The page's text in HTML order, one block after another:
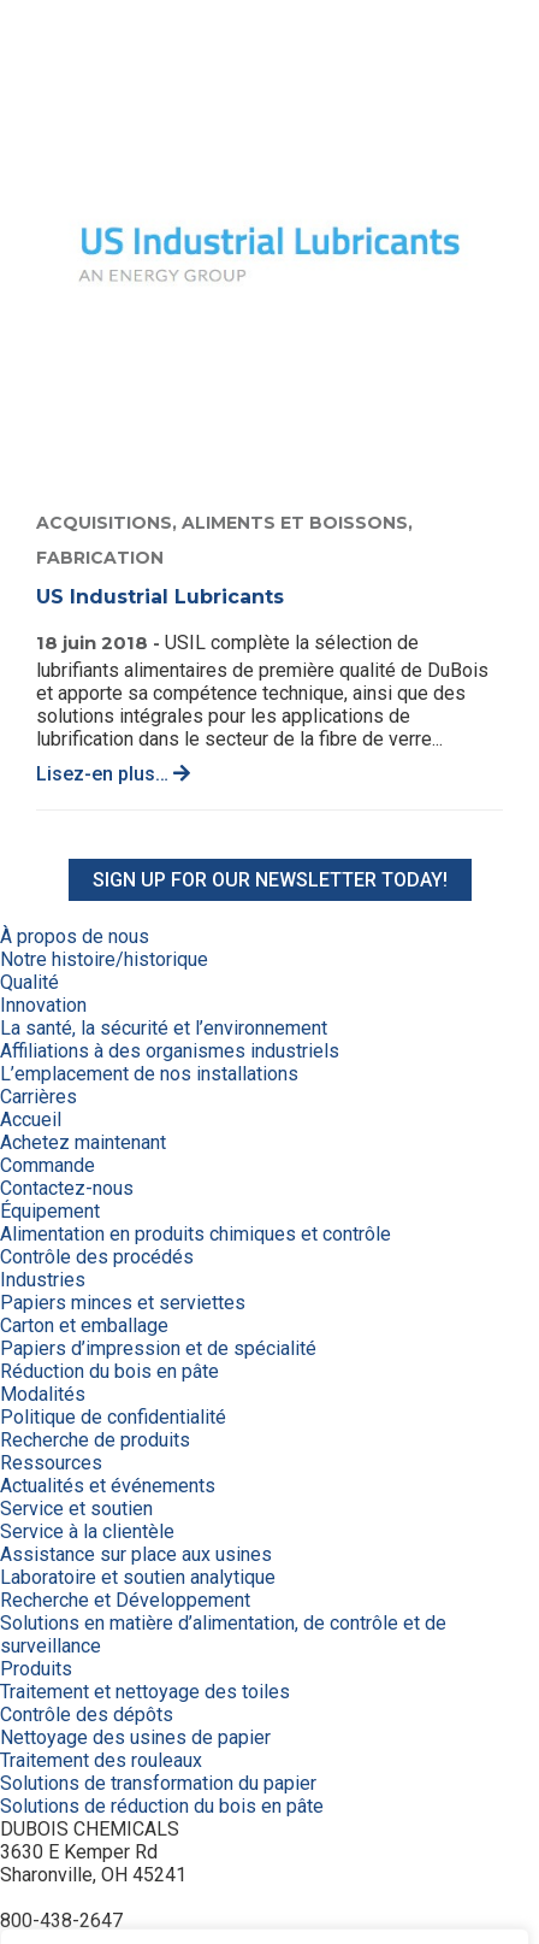
ACQUISITIONS, ALIMENTS ET BOISSONS,
FABRICATION
US Industrial Lubricants
18 juin 2018 - USIL complète la sélection de
lubrifiants alimentaires de première qualité de DuBois
et apporte sa compétence technique, ainsi que des
solutions intégrales pour les applications de
lubrification dans le secteur de la fibre de verre...
Lisez-en plus…
SIGN UP FOR OUR NEWSLETTER TODAY!
À propos de nous
Notre histoire/historique
Qualité
Innovation
La santé, la sécurité et l’environnement
Affiliations à des organismes industriels
L’emplacement de nos installations
Carrières
Accueil
Achetez maintenant
Commande
Contactez-nous
Équipement
Alimentation en produits chimiques et contrôle
Contrôle des procédés
Industries
Papiers minces et serviettes
Carton et emballage
Papiers d’impression et de spécialité
Réduction du bois en pâte
Modalités
Politique de confidentialité
Recherche de produits
Ressources
Actualités et événements
Service et soutien
Service à la clientèle
Assistance sur place aux usines
Laboratoire et soutien analytique
Recherche et Développement
Solutions en matière d’alimentation, de contrôle et de
surveillance
Produits
Traitement et nettoyage des toiles
Contrôle des dépôts
Nettoyage des usines de papier
Traitement des rouleaux
Solutions de transformation du papier
Solutions de réduction du bois en pâte
DUBOIS CHEMICALS
3630 E Kemper Rd
Sharonville, OH 45241
800-438-2647